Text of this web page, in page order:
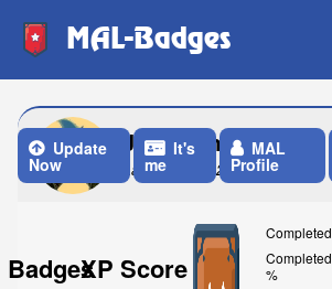
MAL-Badges
JustAdam0
Last Update: 2 Weeks ago
Update
Now
It's
me
MAL
Profile
BadgesXP Score
Completed
Completed
%